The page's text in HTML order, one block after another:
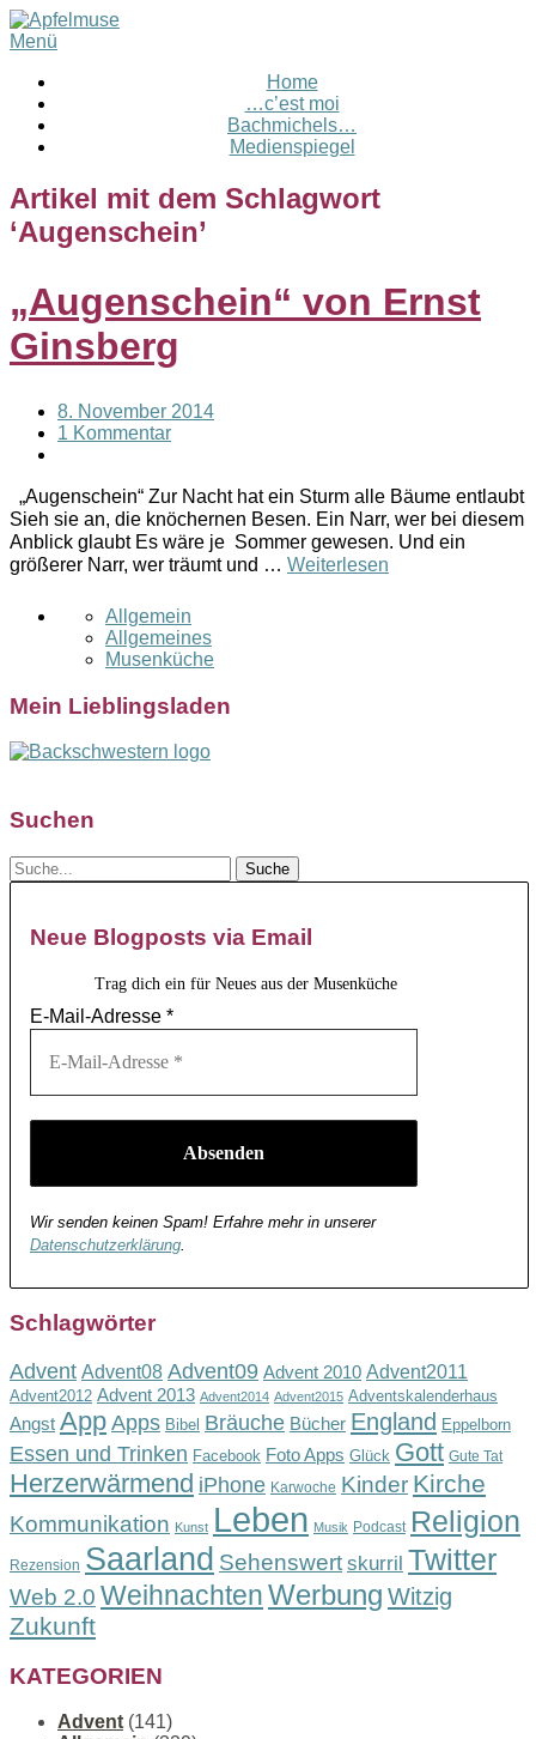
Menü
Home
…c’est moi
Bachmichels…
Medienspiegel
Artikel mit dem Schlagwort
‘Augenschein’
„Augenschein“ von Ernst
Ginsberg
8. November 2014
1 Kommentar
„Augenschein“ Zur Nacht hat ein Sturm alle Bäume entlaubt
Sieh sie an, die knöchernen Besen. Ein Narr, wer bei diesem
Anblick glaubt Es wäre je Sommer gewesen. Und ein
größerer Narr, wer träumt und … Weiterlesen
Allgemein
Allgemeines
Musenküche
Mein Lieblingsladen
Suchen
Neue Blogposts via Email
Trag dich ein für Neues aus der Musenküche
E-Mail-Adresse *
Wir senden keinen Spam! Erfahre mehr in unserer
Datenschutzerklärung
Schlagwörter
Advent Advent08 Advent09 Advent 2010 Advent2011
Advent2012 Advent 2013 Advent2014 Advent2015 Adventskalenderhaus
Angst App Apps Bibel Bräuche Bücher England Eppelborn
Essen und Trinken Facebook Foto Apps Glück Gott Gute Tat
Herzerwärmend iPhone Karwoche Kinder Kirche
Kommunikation Kunst Leben Musik Podcast Religion
Rezension Saarland Sehenswert skurril Twitter
Web 2.0 WeihnachtenWerbung Witzig
Zukunft
KATEGORIEN
Advent (141)